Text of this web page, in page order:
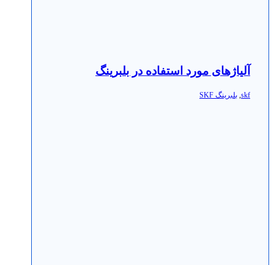
آلیاژهای مورد استفاده در بلبرینگ
skf
, بلبرینگ SKF